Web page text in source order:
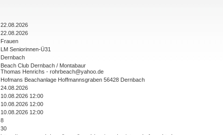
22.08.2026
22.08.2026
Frauen
LM Seniorinnen-Ü31
Dernbach
Beach Club Dernbach / Montabaur
Thomas Henrichs - rohrbeach@yahoo.de
Hofmans Beachanlage Hoffmannsgraben 56428 Dernbach
24.08.2026
10.08.2026 12:00
10.08.2026 12:00
10.08.2026 12:00
8
30